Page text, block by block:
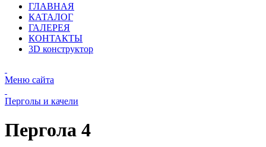
ГЛАВНАЯ
КАТАЛОГ
ГАЛЕРЕЯ
КОНТАКТЫ
3D конструктор
Меню сайта
Перголы и качели
Пергола 4